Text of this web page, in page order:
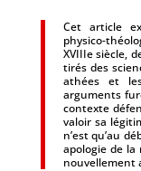
Cet article
physico-
XVIIIe siècle,
tirés des
athées et
arguments
contexte
valoir sa
n’est qu’au
apologie de la
nouvellement